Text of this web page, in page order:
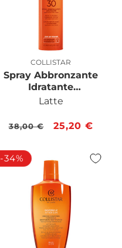
Produttore:
COLLISTAR
Spray Abbronzante
Idratante
Applicazione Ultra-
ML
Latte
Prezzo
listino
38,00 €
Prezzo
25,20 €
-34%